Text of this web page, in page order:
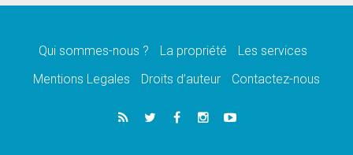
07.08.2026
07.08.2026
lancement des «dix jours de prière pour la
06.08.2026
Préparatifs des JMJ 2027 à Séoul: «c'est
Qui sommes-nous ? La propriété
Les services
Mentions Legales
Droits d’auteur Contactez-nous